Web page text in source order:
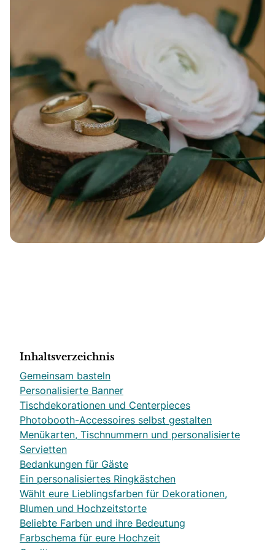
Inhaltsverzeichnis
Gemeinsam basteln
Personalisierte Banner
Tischdekorationen und Centerpieces
Photobooth-Accessoires selbst gestalten
Menükarten, Tischnummern und personalisierte
Servietten
Bedankungen für Gäste
Ein personalisiertes Ringkästchen
Wählt eure Lieblingsfarben für Dekorationen,
Blumen und Hochzeitstorte
Beliebte Farben und ihre Bedeutung
Farbschema für eure Hochzeit